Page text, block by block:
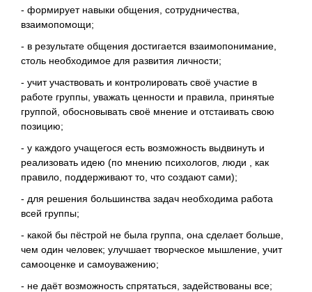
- формирует навыки общения, сотрудничества,
взаимопомощи;
- в результате общения достигается взаимопонимание,
столь необходимое для развития личности;
- учит участвовать и контролировать своё участие в
работе группы, уважать ценности и правила, принятые
группой, обосновывать своё мнение и отстаивать свою
позицию;
- у каждого учащегося есть возможность выдвинуть и
реализовать идею (по мнению психологов, люди , как
правило, поддерживают то, что создают сами);
- для решения большинства задач необходима работа
всей группы;
- какой бы пёстрой не была группа, она сделает больше,
чем один человек; улучшает творческое мышление, учит
самооценке и самоуважению;
- не даёт возможность спрятаться, задействованы все;